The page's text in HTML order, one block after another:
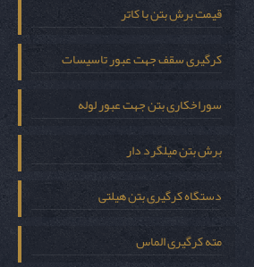
قیمت برش بتن با کاتر
کرگیری سقف جهت عبور تاسیسات
سوراخکاری بتن جهت عبور لوله
برش بتن میلگرد دار
دستگاه کرگیری بتن هیلتی
مته کرگیری الماس